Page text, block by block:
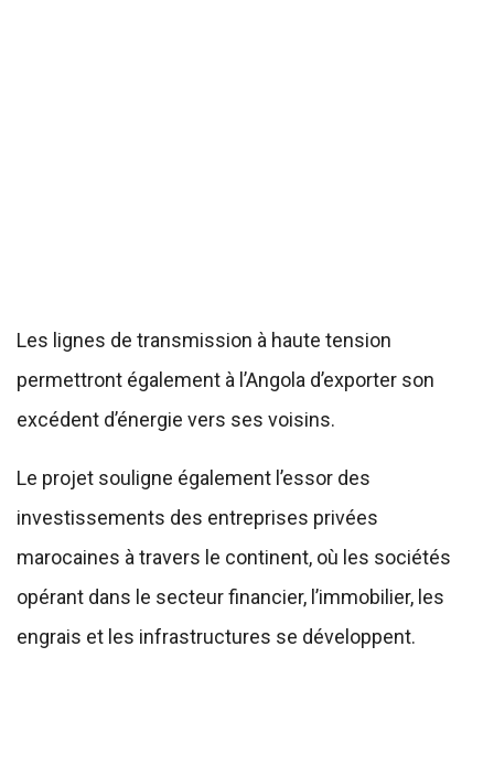
Les lignes de transmission à haute tension
permettront également à l’Angola d’exporter son
excédent d’énergie vers ses voisins.
Le projet souligne également l’essor des
investissements des entreprises privées
marocaines à travers le continent, où les sociétés
opérant dans le secteur financier, l’immobilier, les
engrais et les infrastructures se développent.